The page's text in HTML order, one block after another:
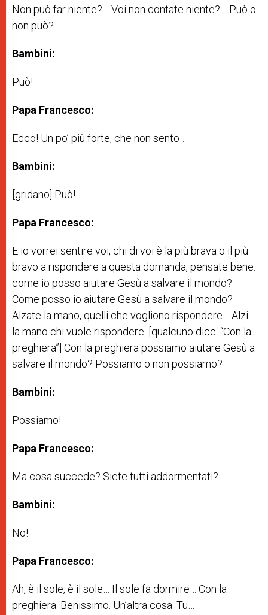
Non può far niente?… Voi non contate niente?… Può o
non può?
Bambini:
Può!
Papa Francesco:
Ecco! Un po’ più forte, che non sento…
Bambini:
[gridano] Può!
Papa Francesco:
E io vorrei sentire voi, chi di voi è la più brava o il più
bravo a rispondere a questa domanda, pensate bene:
come io posso aiutare Gesù a salvare il mondo?
Come posso io aiutare Gesù a salvare il mondo?
Alzate la mano, quelli che vogliono rispondere… Alzi
la mano chi vuole rispondere. [qualcuno dice: “Con la
preghiera”] Con la preghiera possiamo aiutare Gesù a
salvare il mondo? Possiamo o non possiamo?
Bambini:
Possiamo!
Papa Francesco:
Ma cosa succede? Siete tutti addormentati?
Bambini:
No!
Papa Francesco:
Ah, è il sole, è il sole… Il sole fa dormire… Con la
preghiera. Benissimo. Un’altra cosa. Tu…